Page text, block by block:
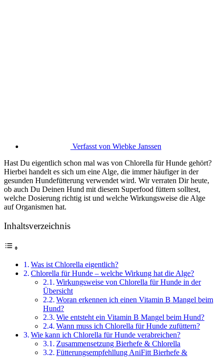
Verfasst von Wiebke Janssen
Hast Du eigentlich schon mal was von Chlorella für Hunde gehört?
Hierbei handelt es sich um eine Alge, die immer häufiger in der
gesunden Hundefütterung verwendet wird. Wir verraten Dir heute,
ob auch Du Deinen Hund mit diesem Superfood füttern solltest,
welche Dosierung richtig ist und welche Wirkungsweise die Alge
auf Organismen hat.
Inhaltsverzeichnis
Was ist Chlorella eigentlich?
Chlorella für Hunde – welche Wirkung hat die Alge?
Wirkungsweise von Chlorella für Hunde in der
Übersicht
Woran erkennen ich einen Vitamin B Mangel beim
Hund?
Wie entsteht ein Vitamin B Mangel beim Hund?
Wann muss ich Chlorella für Hunde zufüttern?
Wie kann ich Chlorella für Hunde verabreichen?
Zusammensetzung Bierhefe & Chlorella
Fütterungsempfehllung AniFitt Bierhefe &